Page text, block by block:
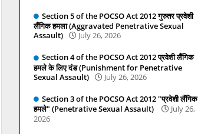
Section 5 of the POCSO Act 2012 गुरुतर प्रवेशी
लैंगिक हमला (Aggravated Penetrative Sexual
Assault)
July 26, 2026
Section 4 of the POCSO Act 2012 प्रवेशी लैंगिक
हमले के लिए दंड (Punishment for Penetrative
Sexual Assault)
July 26, 2026
Section 3 of the POCSO Act 2012 "प्रवेशी लैंगिक
हमले" (Penetrative Sexual Assault)
July 26,
2026